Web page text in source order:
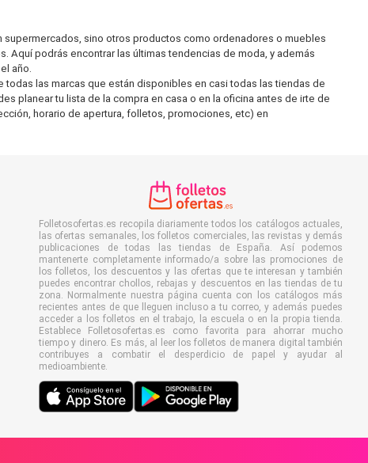
supermercados, sino otros productos como ordenadores o muebles
Aquí podrás encontrar las últimas tendencias de moda, y además
año.
las marcas que están disponibles en casi todas las tiendas de
planear tu lista de la compra en casa o en la oficina antes de irte de
horario de apertura, folletos, promociones, etc) en
Folletosofertas.es recopila diariamente todos los catálogos actuales,
las ofertas semanales, los folletos comerciales, las revistas y demás
publicaciones de todas las tiendas de España. Así podemos
mantenerte completamente informado/a sobre las promociones de
los folletos, los descuentos y las ofertas que te interesan y también
puedes encontrar chollos, rebajas y descuentos en las tiendas de tu
zona. Normalmente nuestra página cuenta con los catálogos más
recientes antes de que lleguen incluso a tu correo, y además puedes
acceder a los folletos en el trabajo, la escuela o en la propia tienda.
Establece Folletosofertas.es como favorita para ahorrar mucho
tiempo y dinero. Es más, al leer los folletos de manera digital también
contribuyes a combatir el desperdicio de papel y ayudar al
medioambiente.